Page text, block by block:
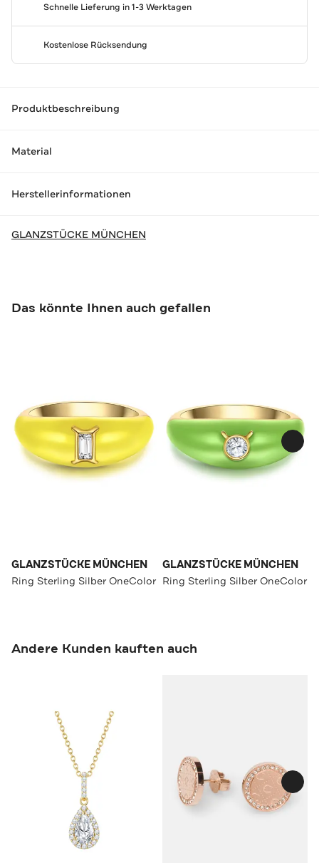
Schnelle Lieferung in 1-3 Werktagen
Kostenlose Rücksendung
Produktbeschreibung
Material
Herstellerinformationen
GLANZSTÜCKE MÜNCHEN
Das könnte Ihnen auch gefallen
GLANZSTÜCKE MÜNCHEN
Ring Sterling Silber OneColor
GLANZSTÜCKE MÜNCHEN
Ring Sterling Silber OneColor
Andere Kunden kauften auch